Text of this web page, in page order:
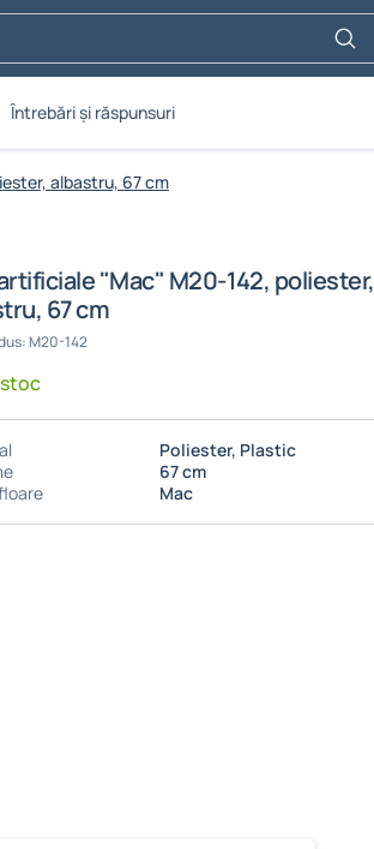
Întrebări și răspunsuri
albastru, 67 cm
"Mac" M20-142, poliester,
67 cm
M20-142
Poliester, Plastic
67 cm
Mac